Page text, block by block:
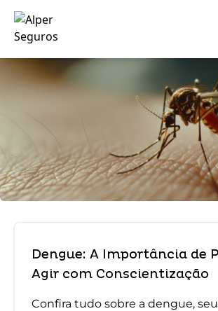
Dengue: A Importância de
Agir com Conscientização
Confira tudo sobre a dengue,